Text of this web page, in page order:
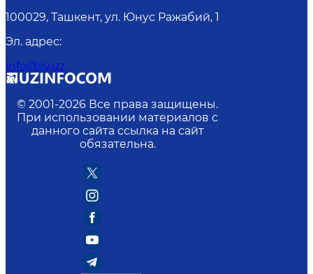
100029, Ташкент, ул. Юнус Ражабий, 1
Эл. адрес:
info@iiv.uz
© 2001-2026 Все права защищены.
При использовании материалов с
данного сайта ссылка на сайт
обязательна.